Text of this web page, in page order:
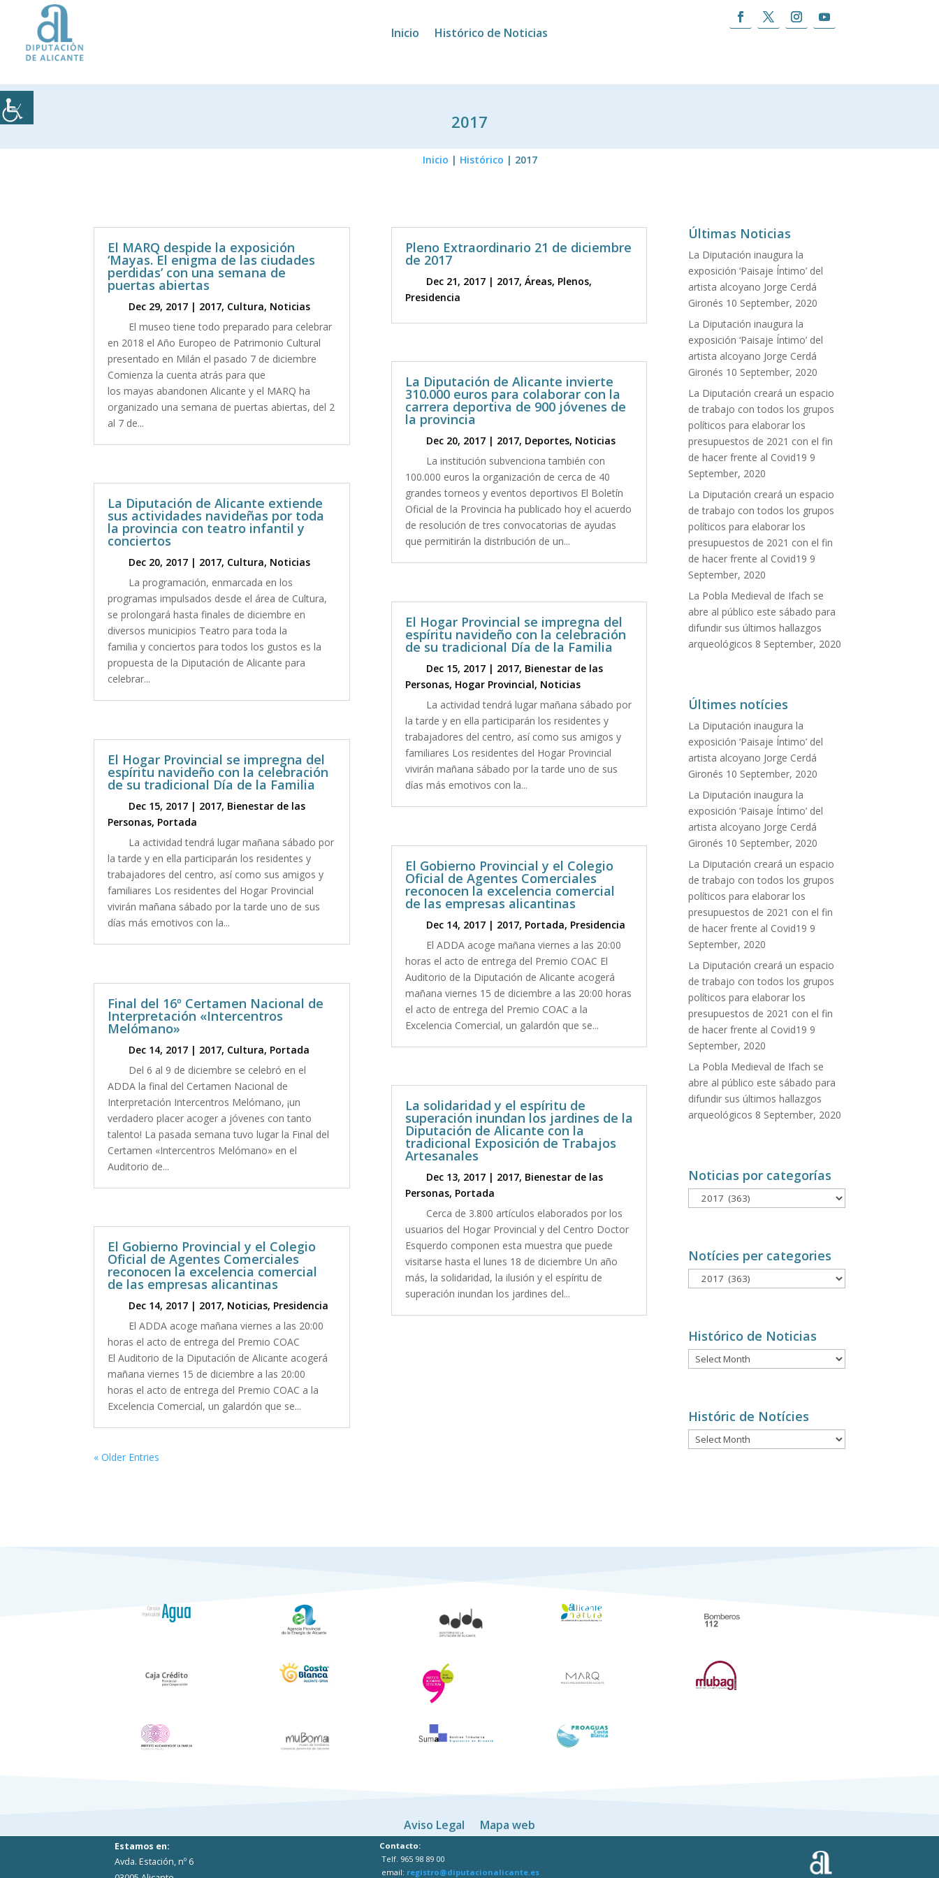
Inicio Histórico de Noticias
2017
Inicio | Histórico | 2017
El MARQ despide la exposición
‘Mayas. El enigma de las ciudades
perdidas’ con una semana de
puertas abiertas
Dec 29, 2017 | 2017, Cultura, Noticias
El museo tiene todo preparado para celebrar
en 2018 el Año Europeo de Patrimonio Cultural
presentado en Milán el pasado 7 de diciembre
Comienza la cuenta atrás para que
los mayas abandonen Alicante y el MARQ ha
organizado una semana de puertas abiertas, del 2
al 7 de...
La Diputación de Alicante extiende
sus actividades navideñas por toda
la provincia con teatro infantil y
conciertos
Dec 20, 2017 | 2017, Cultura, Noticias
La programación, enmarcada en los
programas impulsados desde el área de Cultura,
se prolongará hasta finales de diciembre en
diversos municipios Teatro para toda la
familia y conciertos para todos los gustos es la
propuesta de la Diputación de Alicante para
celebrar...
El Hogar Provincial se impregna del
espíritu navideño con la celebración
de su tradicional Día de la Familia
Dec 15, 2017 | 2017, Bienestar de las
Personas, Portada
La actividad tendrá lugar mañana sábado por
la tarde y en ella participarán los residentes y
trabajadores del centro, así como sus amigos y
familiares Los residentes del Hogar Provincial
vivirán mañana sábado por la tarde uno de sus
días más emotivos con la...
Final del 16º Certamen Nacional de
Interpretación «Intercentros
Melómano»
Dec 14, 2017 | 2017, Cultura, Portada
Del 6 al 9 de diciembre se celebró en el
ADDA la final del Certamen Nacional de
Interpretación Intercentros Melómano, ¡un
verdadero placer acoger a jóvenes con tanto
talento! La pasada semana tuvo lugar la Final del
Certamen «Intercentros Melómano» en el
Auditorio de...
El Gobierno Provincial y el Colegio
Oficial de Agentes Comerciales
reconocen la excelencia comercial
de las empresas alicantinas
Dec 14, 2017 | 2017, Noticias, Presidencia
El ADDA acoge mañana viernes a las 20:00
horas el acto de entrega del Premio COAC
El Auditorio de la Diputación de Alicante acogerá
mañana viernes 15 de diciembre a las 20:00
horas el acto de entrega del Premio COAC a la
Excelencia Comercial, un galardón que se...
Pleno Extraordinario 21 de diciembre
de 2017
Dec 21, 2017| 2017, Áreas, Plenos,
Presidencia
La Diputación de Alicante invierte
310.000 euros para colaborar con la
carrera deportiva de 900 jóvenes de
la provincia
Dec 20, 2017| 2017, Deportes, Noticias
La institución subvenciona también con
100.000 euros la organización de cerca de 40
grandes torneos y eventos deportivos El Boletín
Oficial de la Provincia ha publicado hoy el acuerdo
de resolución de tres convocatorias de ayudas
que permitirán la distribución de un...
El Hogar Provincial se impregna del
espíritu navideño con la celebración
de su tradicional Día de la Familia
Dec 15, 2017| 2017, Bienestar de las
Personas, Hogar Provincial, Noticias
La actividad tendrá lugar mañana sábado por
la tarde y en ella participarán los residentes y
trabajadores del centro, así como sus amigos y
familiares Los residentes del Hogar Provincial
vivirán mañana sábado por la tarde uno de sus
días más emotivos con la...
El Gobierno Provincial y el Colegio
Oficial de Agentes Comerciales
reconocen la excelencia comercial
de las empresas alicantinas
Dec 14, 2017| 2017, Portada, Presidencia
El ADDA acoge mañana viernes a las 20:00
horas el acto de entrega del Premio COAC El
Auditorio de la Diputación de Alicante acogerá
mañana viernes 15 de diciembre a las 20:00 horas
el acto de entrega del Premio COAC a la
Excelencia Comercial, un galardón que se...
La solidaridad y el espíritu de
superación inundan los jardines de la
Diputación de Alicante con la
tradicional Exposición de Trabajos
Artesanales
Dec 13, 2017| 2017, Bienestar de las
Personas, Portada
Cerca de 3.800 artículos elaborados por los
usuarios del Hogar Provincial y del Centro Doctor
Esquerdo componen esta muestra que puede
visitarse hasta el lunes 18 de diciembre Un año
más, la solidaridad, la ilusión y el espíritu de
superación inundan los jardines del...
« Older Entries
Últimas Noticias
La Diputación inaugura la
exposición ‘Paisaje Íntimo’ del
artista alcoyano Jorge Cerdá
Gironés 10 September, 2020
La Diputación inaugura la
exposición ‘Paisaje Íntimo’ del
artista alcoyano Jorge Cerdá
Gironés 10 September, 2020
La Diputación creará un espacio
de trabajo con todos los grupos
políticos para elaborar los
presupuestos de 2021 con el fin
de hacer frente al Covid19 9
September, 2020
La Diputación creará un espacio
de trabajo con todos los grupos
políticos para elaborar los
presupuestos de 2021 con el fin
de hacer frente al Covid19 9
September, 2020
La Pobla Medieval de Ifach se
abre al público este sábado para
difundir sus últimos hallazgos
arqueológicos 8 September, 2020
Últimes notícies
La Diputación inaugura la
exposición ‘Paisaje Íntimo’ del
artista alcoyano Jorge Cerdá
Gironés 10 September, 2020
La Diputación inaugura la
exposición ‘Paisaje Íntimo’ del
artista alcoyano Jorge Cerdá
Gironés 10 September, 2020
La Diputación creará un espacio
de trabajo con todos los grupos
políticos para elaborar los
presupuestos de 2021 con el fin
de hacer frente al Covid19 9
September, 2020
La Diputación creará un espacio
de trabajo con todos los grupos
políticos para elaborar los
presupuestos de 2021 con el fin
de hacer frente al Covid19 9
September, 2020
La Pobla Medieval de Ifach se
abre al público este sábado para
difundir sus últimos hallazgos
arqueológicos 8 September, 2020
Noticias por categorías
Noticias
por
Notícies per categories
Notícies
per
Histórico de Noticias
Histórico
de
Históric de Notícies
Históric
de
Aviso Legal Mapa web
Estamos en:
Avda. Estación, nº 6
Contacto:
Telf. 965 98 89 00
email: registro@diputacionalicante.es